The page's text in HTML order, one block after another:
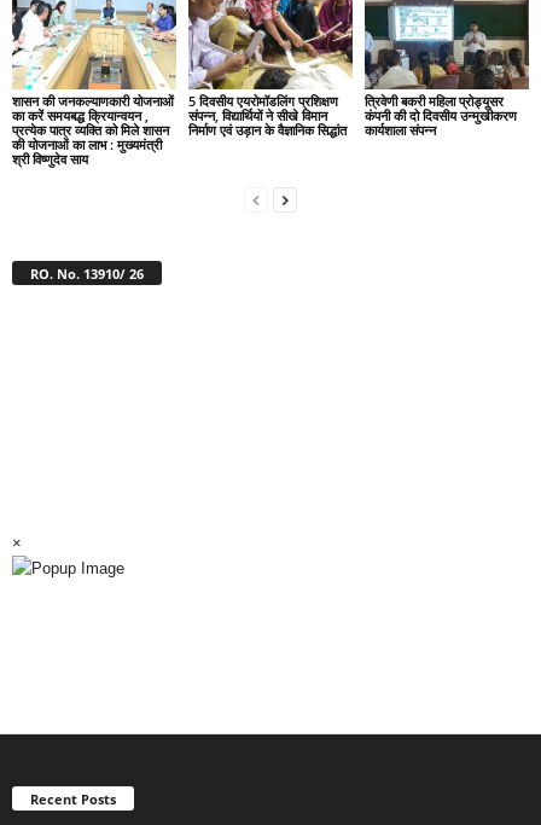
शासन की जनकल्याणकारी योजनाओं
का करें समयबद्ध क्रियान्वयन ,
प्रत्येक पात्र व्यक्ति को मिले शासन
की योजनाओं का लाभ : मुख्यमंत्री
श्री विष्णुदेव साय
5 दिवसीय एयरोमॉडलिंग प्रशिक्षण
संपन्न, विद्यार्थियों ने सीखे विमान
निर्माण एवं उड़ान के वैज्ञानिक सिद्धांत
त्रिवेणी बकरी महिला प्रोड्यूसर
कंपनी की दो दिवसीय उन्मुखीकरण
कार्यशाला संपन्न
RO. No. 13910/ 26
×
Recent Posts